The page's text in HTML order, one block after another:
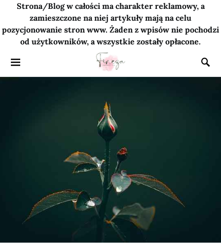
Strona/Blog w całości ma charakter reklamowy, a
zamieszczone na niej artykuły mają na celu
pozycjonowanie stron www. Żaden z wpisów nie pochodzi
od użytkowników, a wszystkie zostały opłacone.